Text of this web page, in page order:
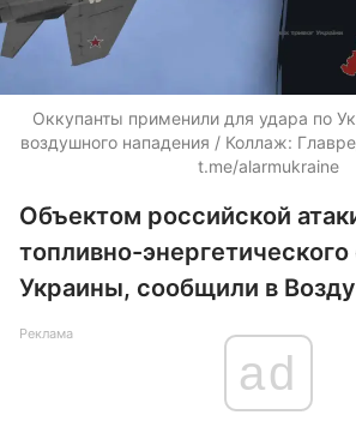
Оккупанты применили для удара по
воздушного нападения / Коллаж:
t.me/alarmukraine
Объектом российской
топливно-энергетического
Украины, сообщили в
Реклама
ad